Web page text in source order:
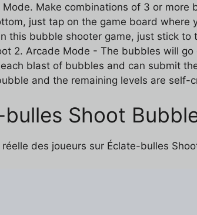
Make combinations of 3 or more
just tap on the game board where
bubble shooter game, just stick to
2. Arcade Mode - The bubbles will
blast of bubbles and can submit
and the remaining levels are self-
Shoot
des joueurs sur Éclate-bulles